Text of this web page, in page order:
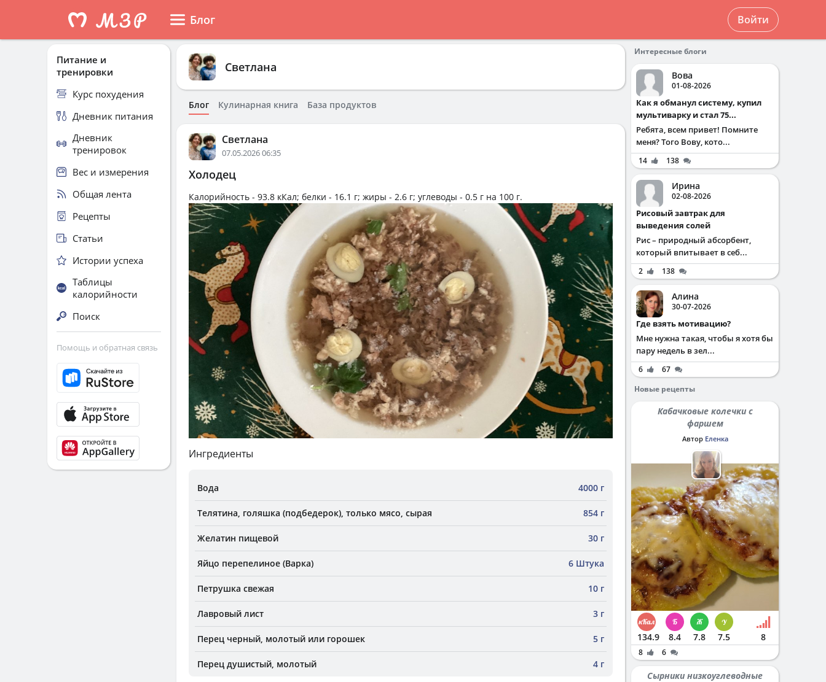
Блог Войти
Светлана
Блог Кулинарная книга База продуктов
Светлана
07.05.2026 06:35
Холодец
Калорийность - 93.8 кКал; белки - 16.1 г; жиры - 2.6 г; углеводы - 0.5 г на 100 г.
Ингредиенты
Вода 4000 г
Телятина, голяшка (подбедерок), только мясо, сырая 854 г
Желатин пищевой 30 г
Яйцо перепелиное (Варка) 6 Штука
Петрушка свежая 10 г
Лавровый лист 3 г
Перец черный, молотый или горошек 5 г
Перец душистый, молотый 4 г
Питание и
тренировки
Курс похудения
Дневник питания
Дневник
тренировок
Вес и измерения
Общая лента
Рецепты
Статьи
Истории успеха
Таблицы
калорийности
Поиск
Помощь и обратная связь
Интересные блоги
Вова
01-08-2026
Как я обманул систему, купил
мультиварку и стал 75...
Ребята, всем привет! Помните
меня? Того Вову, кото...
14 138
Ирина
02-08-2026
Рисовый завтрак для
выведения солей
Рис – природный абсорбент,
который впитывает в себ...
2 138
Алина
30-07-2026
Где взять мотивацию?
Мне нужна такая, чтобы я хотя бы
пару недель в зел...
6
67
Новые рецепты
Кабачковые колечки с
фаршем
Автор Еленка
134.9 8.4 7.8 7.5 8
8 6
Сырники низкоуглеводные